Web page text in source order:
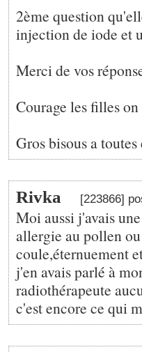
2ème question
injection de iode et
Merci de vos
Courage les filles
Gros bisous a
Rivka [223866]
Moi aussi j'avais
allergie au pollen
coule,éternuement
j'en avais parlé à
radiothérapeute
c'est encore ce qui